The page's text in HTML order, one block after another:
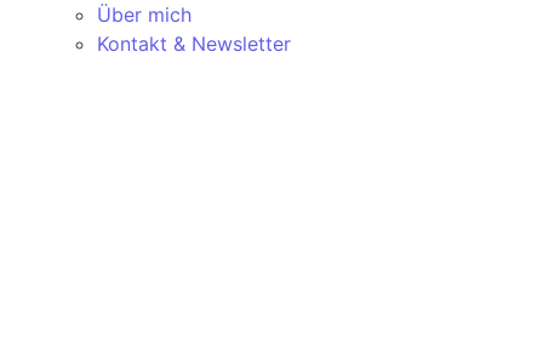
Über mich
Kontakt & Newsletter